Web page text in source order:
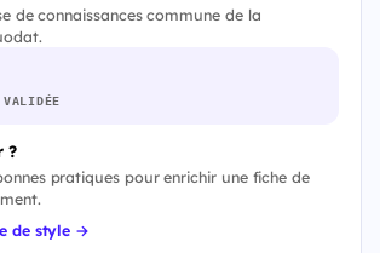
de connaissances commune de la
VALIDÉE
?
pratiques pour enrichir une fiche de
de style →